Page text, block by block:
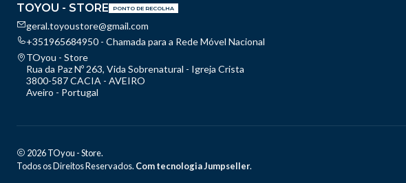
TOYOU - STORE PONTO DE RECOLHA
geral.toyoustore@gmail.com
+351965684950 - Chamada para a Rede Móvel Nacional
TOyou - Store
Rua da Paz Nº 263, Vida Sobrenatural - Igreja Crista
3800-587 CACIA - AVEIRO
Aveiro - Portugal
2026 TOyou - Store.
Todos os Direitos Reservados. Com tecnologia Jumpseller.